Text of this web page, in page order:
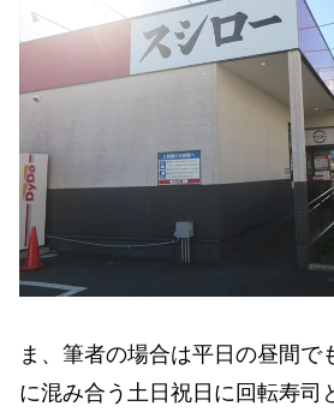
ま、筆者の場合は平日の昼間で
に混み合う土日祝日に回転寿司